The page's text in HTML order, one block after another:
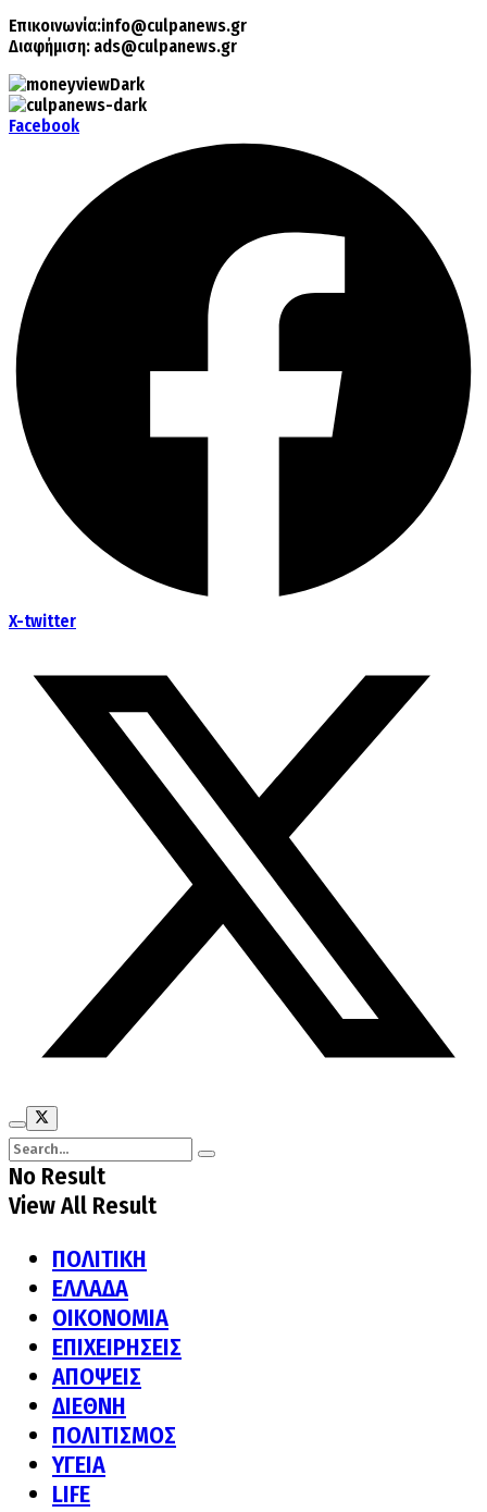
Επικοινωνία:info@culpanews.gr
Διαφήμιση: ads@culpanews.gr
Facebook
X-twitter
No Result
View All Result
ΠΟΛΙΤΙΚΗ
ΕΛΛΑΔΑ
ΟΙΚΟΝΟΜΙΑ
ΕΠΙΧΕΙΡΗΣΕΙΣ
ΑΠΟΨΕΙΣ
ΔΙΕΘΝΗ
ΠΟΛΙΤΙΣΜΟΣ
ΥΓΕΙΑ
LIFE